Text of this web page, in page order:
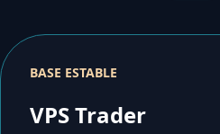
BASE ESTABLE
VPS Trader